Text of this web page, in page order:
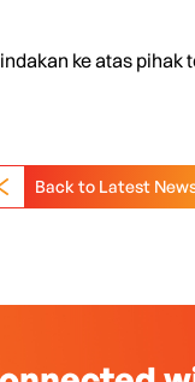
ke atas pihak
Back to Latest